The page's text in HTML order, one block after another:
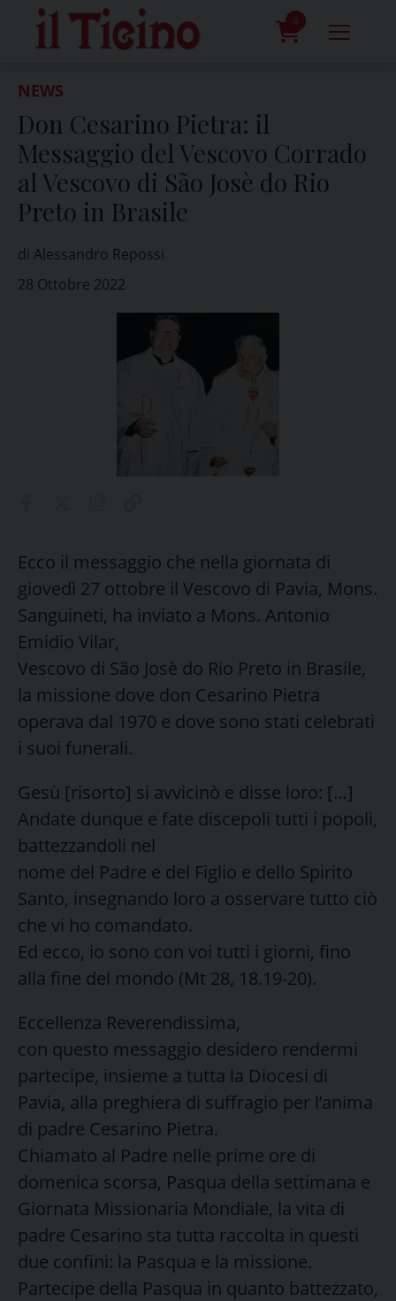
content
0
NEWS
Don Cesarino Pietra: il
Messaggio del Vescovo Corrado
al Vescovo di São Josè do Rio
Preto in Brasile
di Alessandro Repossi
28 Ottobre 2022
Ecco il messaggio che nella giornata di
giovedì 27 ottobre il Vescovo di Pavia, Mons.
Sanguineti, ha inviato a Mons. Antonio
Emidio Vilar,
Vescovo di São Josè do Rio Preto in Brasile,
la missione dove don Cesarino Pietra
operava dal 1970 e dove sono stati celebrati
i suoi funerali.
Gesù [risorto] si avvicinò e disse loro: […]
Andate dunque e fate discepoli tutti i popoli,
battezzandoli nel
nome del Padre e del Figlio e dello Spirito
Santo, insegnando loro a osservare tutto ciò
che vi ho comandato.
Ed ecco, io sono con voi tutti i giorni, fino
alla fine del mondo (Mt 28, 18.19-20).
Eccellenza Reverendissima,
con questo messaggio desidero rendermi
partecipe, insieme a tutta la Diocesi di
Pavia, alla preghiera di suffragio per l’anima
di padre Cesarino Pietra.
Chiamato al Padre nelle prime ore di
domenica scorsa, Pasqua della settimana e
Giornata Missionaria Mondiale, la vita di
padre Cesarino sta tutta raccolta in questi
due confini: la Pasqua e la missione.
Partecipe della Pasqua in quanto battezzato,